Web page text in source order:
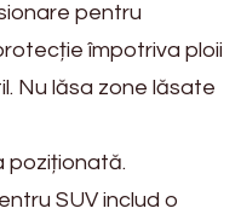
pentru
împotriva ploii
Nu lăsa zone lăsate
poziționată.
SUV includ o